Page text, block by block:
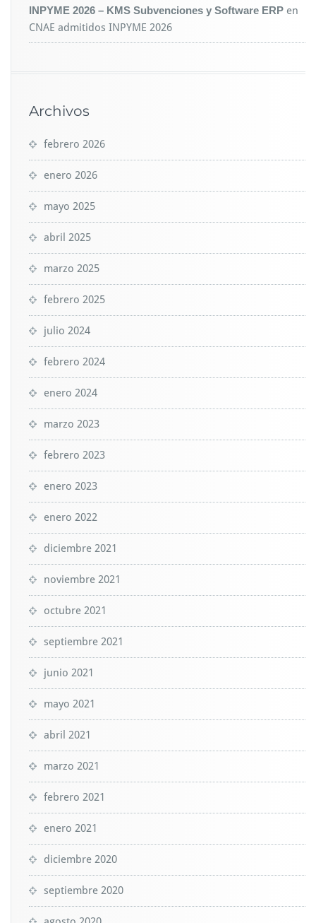
INPYME 2026 – KMS Subvenciones y Software ERP en
CNAE admitidos INPYME 2026
Archivos
febrero 2026
enero 2026
mayo 2025
abril 2025
marzo 2025
febrero 2025
julio 2024
febrero 2024
enero 2024
marzo 2023
febrero 2023
enero 2023
enero 2022
diciembre 2021
noviembre 2021
octubre 2021
septiembre 2021
junio 2021
mayo 2021
abril 2021
marzo 2021
febrero 2021
enero 2021
diciembre 2020
septiembre 2020